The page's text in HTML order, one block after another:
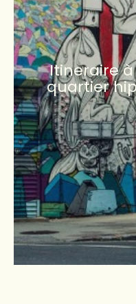
Itineraire
quartier